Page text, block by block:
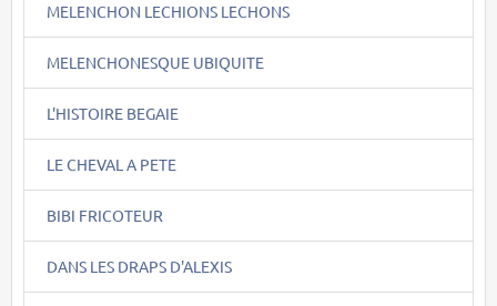
MELENCHON LECHIONS LECHONS
MELENCHONESQUE UBIQUITE
L'HISTOIRE BEGAIE
LE CHEVAL A PETE
BIBI FRICOTEUR
DANS LES DRAPS D'ALEXIS